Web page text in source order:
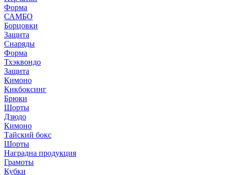
Форма
САМБО
Борцовки
Защита
Снаряды
Форма
Тхэквондо
Защита
Кимоно
Кикбоксинг
Брюки
Шорты
Дзюдо
Кимоно
Тайский бокс
Шорты
Наградна продукция
Грамоты
Кубки